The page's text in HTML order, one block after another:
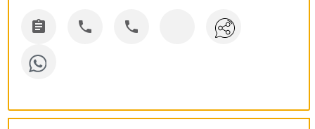
  